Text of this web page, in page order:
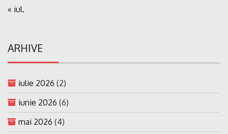
« iul.
ARHIVE
iulie 2026 (2)
iunie 2026 (6)
mai 2026 (4)